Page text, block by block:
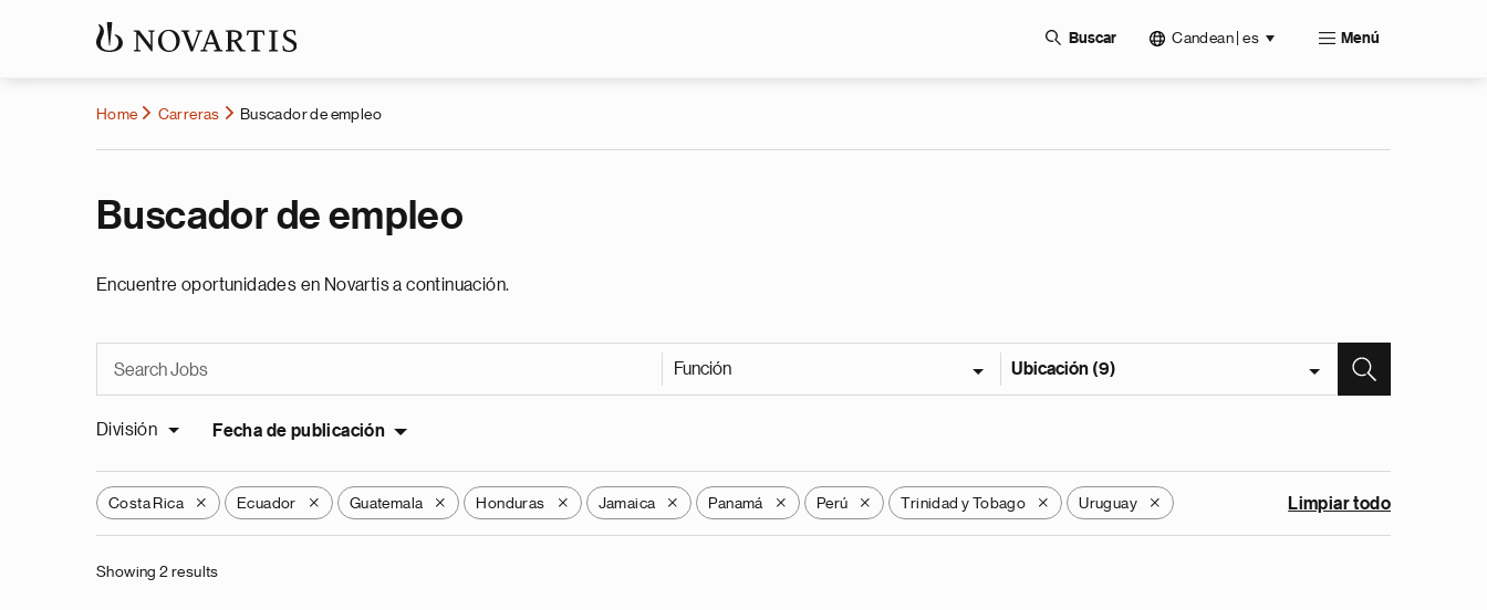
Buscar Candean | es Menú
Home Carreras Buscador de empleo
Buscador de empleo
Encuentre oportunidades en Novartis a continuación.
Función Ubicación (9)
División Fecha de publicación
Costa Rica X Ecuador X Guatemala X Honduras X Jamaica X Panamá X Perú X Trinidad y Tobago X Uruguay X Limpiar todo
Showing 2 results